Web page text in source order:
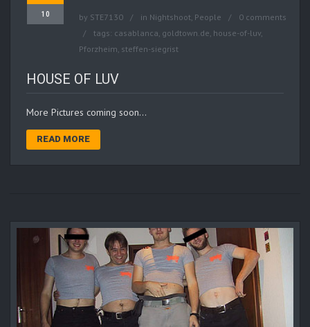
10 by STE7130 in Nightshoot People
0 comments
tags: casablanca goldtown.de house-of-luv
Pforzheim steffen-siegrist
HOUSE OF LUV
More Pictures coming soon…
READ MORE